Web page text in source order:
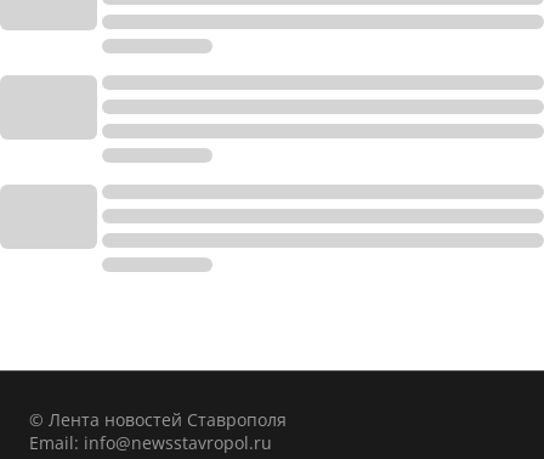
© Лента новостей Ставрополя
Email: info@newsstavropol.ru